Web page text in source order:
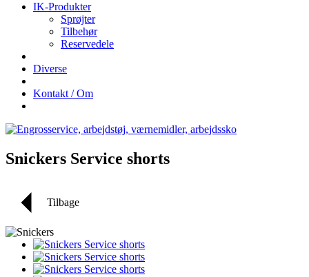
IK-Produkter
Sprøjter
Tilbehør
Reservedele
Diverse
Kontakt / Om
Snickers Service shorts
Tilbage